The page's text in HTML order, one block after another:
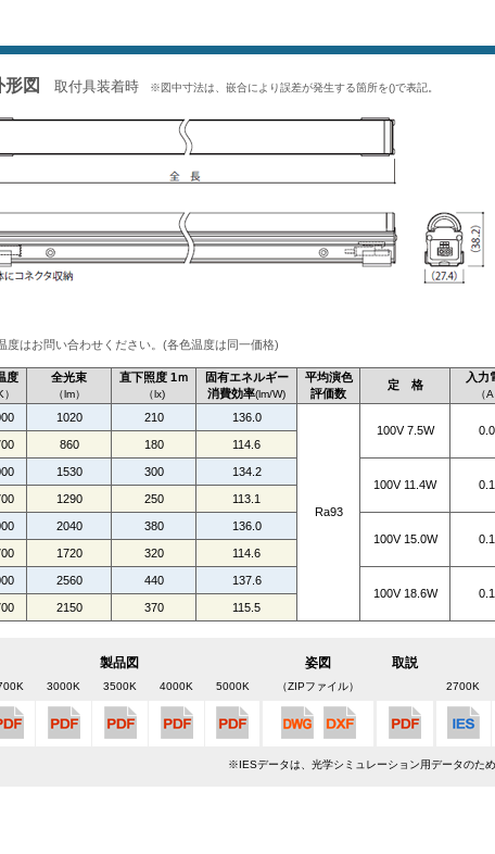
形図 取付具装着時 ※図中寸法は、嵌合により誤差が発生する箇所を()で表記。
はお問い合わせください。(各色温度は同一価格)
度
）
全光束
（lm）
直下照度 1ｍ
（lx)
固有エネルギー
消費効率(lm/W)
平均演色
評価数
定 格
入力
（A
1020 210 136.0
Ra93
100V 7.5W
860 180 114.6
1530 300
134.2
100V 11.4W
1290 250 113.1
2040 380
136.0
100V 15.0W
1720 320 114.6
2560 440
137.6
100V 18.6W
2150 370 115.5
製品図 姿図
（ZIPファイル）
取説
3000K 3500K 4000K 5000K 2700K
※IESデータは、光学シミュレーション用データのた